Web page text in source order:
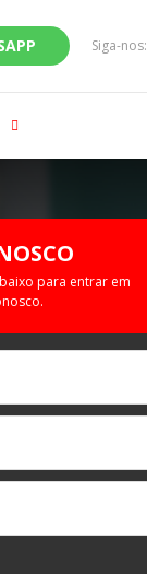
Siga-nos:
para entrar em